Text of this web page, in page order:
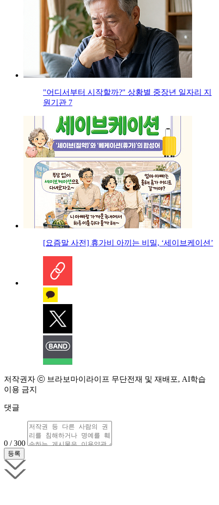
"어디서부터 시작할까?" 상황별 중장년 일자리 지
원기관 7
[요즘말 사전] 휴가비 아끼는 비밀, ‘세이브케이션’
저작권자 ⓒ 브라보마이라이프 무단전재 및 재배포, AI학습
이용 금지
댓글
0 / 300